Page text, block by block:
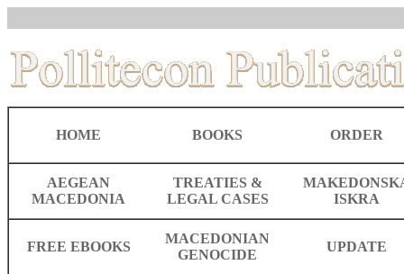
HOME BOOKS ORDER
AEGEAN
MACEDONIA
TREATIES &
LEGAL CASES
ISKRA
FREE EBOOKS
MACEDONIAN
GENOCIDE
UPDATE